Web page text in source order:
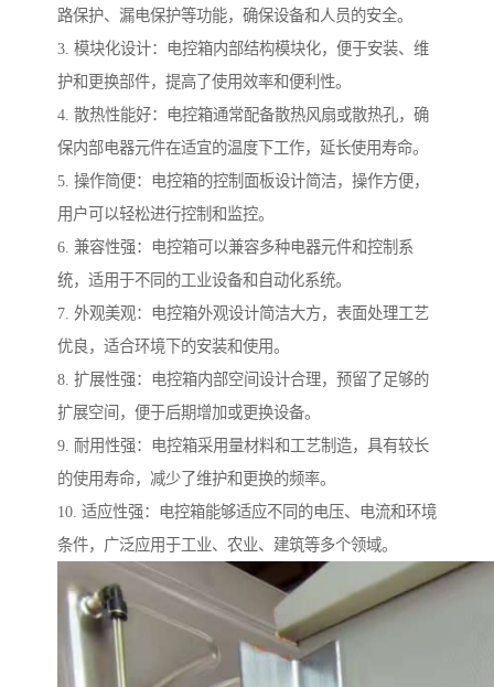
路保护、漏电保护等功能，确保设备和人员的安全。
3. 模块化设计：电控箱内部结构模块化，便于安装、维
护和更换部件，提高了使用效率和便利性。
4. 散热性能好：电控箱通常配备散热风扇或散热孔，确
保内部电器元件在适宜的温度下工作，延长使用寿命。
5. 操作简便：电控箱的控制面板设计简洁，操作方便，
用户可以轻松进行控制和监控。
6. 兼容性强：电控箱可以兼容多种电器元件和控制系
统，适用于不同的工业设备和自动化系统。
7. 外观美观：电控箱外观设计简洁大方，表面处理工艺
优良，适合环境下的安装和使用。
8. 扩展性强：电控箱内部空间设计合理，预留了足够的
扩展空间，便于后期增加或更换设备。
9. 耐用性强：电控箱采用量材料和工艺制造，具有较长
的使用寿命，减少了维护和更换的频率。
10. 适应性强：电控箱能够适应不同的电压、电流和环境
条件，广泛应用于工业、农业、建筑等多个领域。